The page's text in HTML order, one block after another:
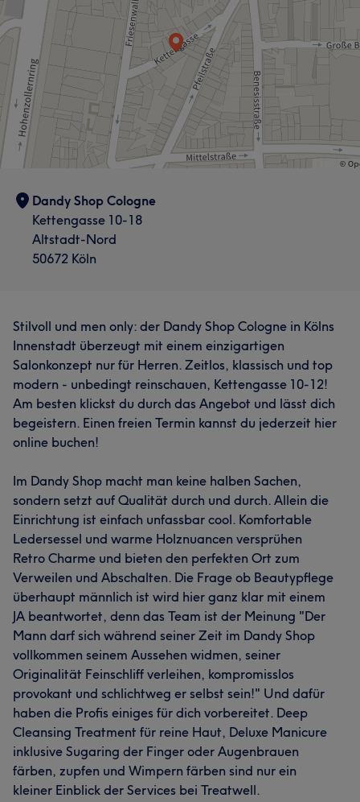
Portfolio
Was unsere Kunden über Dennis-Simon sagen
Professionell 49 Kompetent 34 Erfahren 33
Sympathisch 30
Services
Haarentfernung
Portfolio
Was unsere Kunden über Gaston sagen
Herzlich 13
Dandy Shop Cologne
Kettengasse 10-18
Altstadt-Nord
50672 Köln
Stilvoll und men only: der Dandy Shop Cologne in Kölns
Innenstadt überzeugt mit einem einzigartigen
Salonkonzept nur für Herren. Zeitlos, klassisch und top
modern - unbedingt reinschauen, Kettengasse 10-12!
Am besten klickst du durch das Angebot und lässt dich
begeistern. Einen freien Termin kannst du jederzeit hier
online buchen!
Im Dandy Shop macht man keine halben Sachen,
sondern setzt auf Qualität durch und durch. Allein die
Einrichtung ist einfach unfassbar cool. Komfortable
Ledersessel und warme Holznuancen versprühen
Retro Charme und bieten den perfekten Ort zum
Verweilen und Abschalten. Die Frage ob Beautypflege
überhaupt männlich ist wird hier ganz klar mit einem
JA beantwortet, denn das Team ist der Meinung "Der
Mann darf sich während seiner Zeit im Dandy Shop
vollkommen seinem Aussehen widmen, seiner
Originalität Feinschliff verleihen, kompromisslos
provokant und schlichtweg er selbst sein!" Und dafür
haben die Profis einiges für dich vorbereitet. Deep
Cleansing Treatment für reine Haut, Deluxe Manicure
inklusive Sugaring der Finger oder Augenbrauen
färben, zupfen und Wimpern färben sind nur ein
kleiner Einblick der Services bei Treatwell.